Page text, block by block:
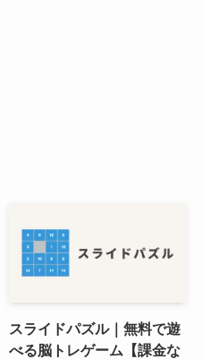
スライドパズル｜無料で遊
べる脳トレゲーム【課金な